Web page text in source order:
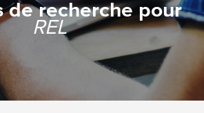
de recherche pour
REL